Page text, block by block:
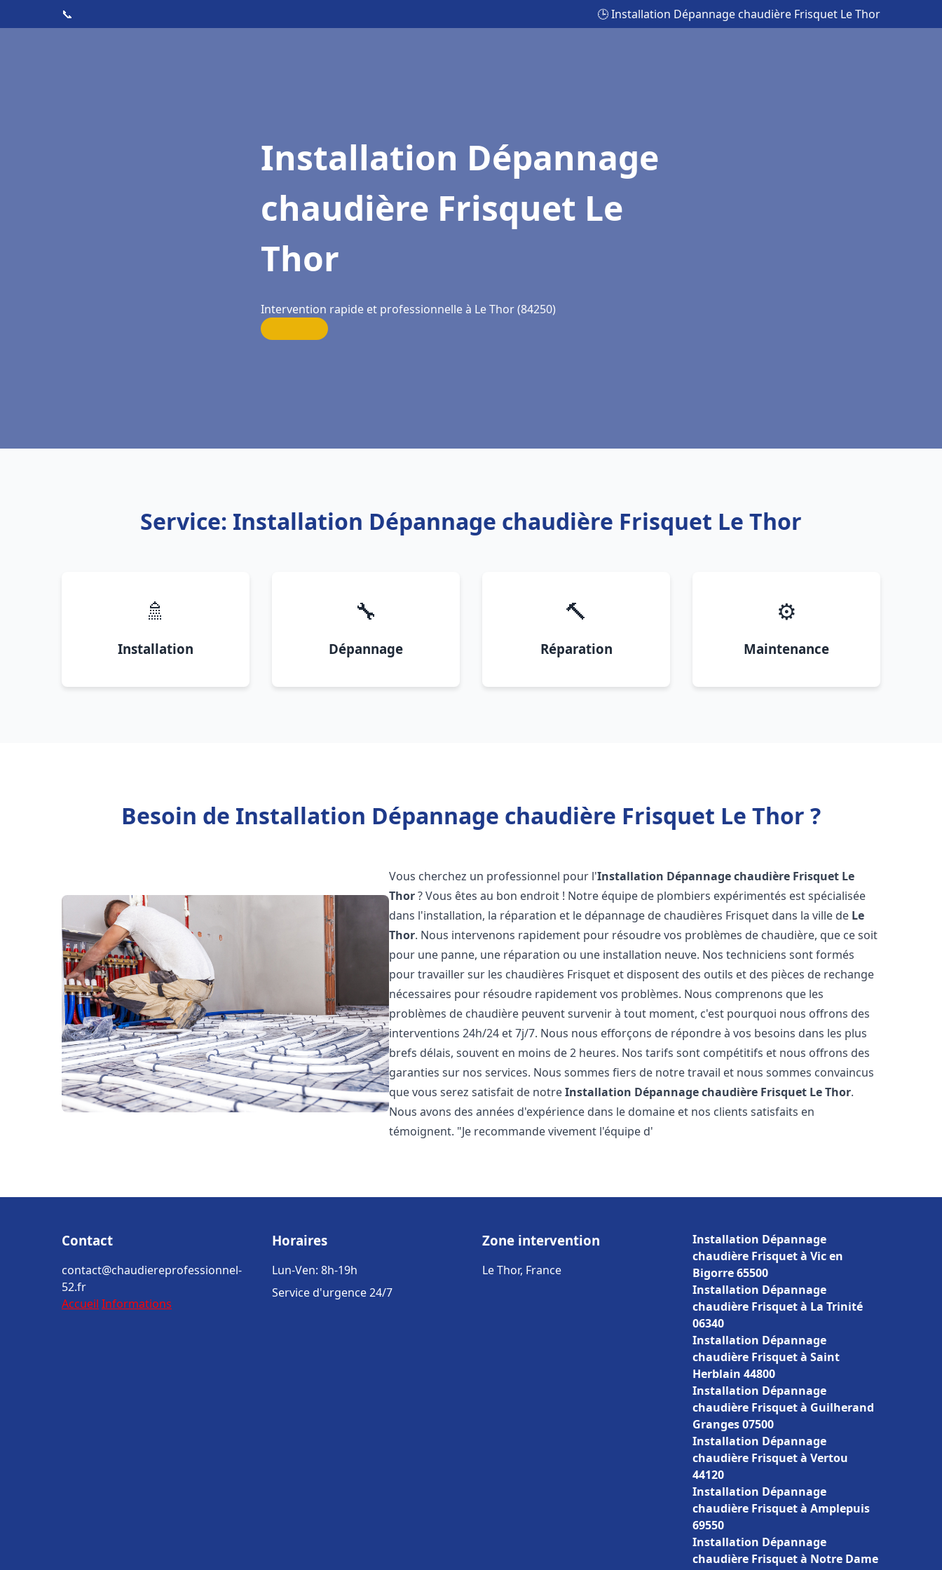
📞 🕒 Installation Dépannage chaudière Frisquet Le Thor
Installation Dépannage
chaudière Frisquet Le
Thor
Intervention rapide et professionnelle à Le Thor (84250)
Service: Installation Dépannage chaudière Frisquet Le Thor
🚿
Installation
🔧
Dépannage
🔨
Réparation
⚙️
Maintenance
Besoin de Installation Dépannage chaudière Frisquet Le Thor ?
Vous cherchez un professionnel pour l'Installation Dépannage chaudière Frisquet Le
Thor? Vous êtes au bon endroit ! Notre équipe de plombiers expérimentés est spécialisée
dans l'installation, la réparation et le dépannage de chaudières Frisquet dans la ville de Le
Thor. Nous intervenons rapidement pour résoudre vos problèmes de chaudière, que ce soit
pour une panne, une réparation ou une installation neuve. Nos techniciens sont formés
pour travailler sur les chaudières Frisquet et disposent des outils et des pièces de rechange
nécessaires pour résoudre rapidement vos problèmes. Nous comprenons que les
problèmes de chaudière peuvent survenir à tout moment, c'est pourquoi nous offrons des
interventions 24h/24 et 7j/7. Nous nous efforçons de répondre à vos besoins dans les plus
brefs délais, souvent en moins de 2 heures. Nos tarifs sont compétitifs et nous offrons des
garanties sur nos services. Nous sommes fiers de notre travail et nous sommes convaincus
que vous serez satisfait de notreInstallation Dépannage chaudière Frisquet Le Thor.
Nous avons des années d'expérience dans le domaine et nos clients satisfaits en
témoignent. "Je recommande vivement l'équipe d'
Contact
contact@chaudiereprofessionnel-
52.fr
Accueil Informations
Horaires
Lun-Ven: 8h-19h
Service d'urgence 24/7
Zone intervention
Le Thor, France
Installation Dépannage
chaudière Frisquet à Vic en
Bigorre 65500
Installation Dépannage
chaudière Frisquet à La Trinité
06340
Installation Dépannage
chaudière Frisquet à Saint
Herblain 44800
Installation Dépannage
chaudière Frisquet à Guilherand
Granges 07500
Installation Dépannage
chaudière Frisquet à Vertou
44120
Installation Dépannage
chaudière Frisquet à Amplepuis
69550
Installation Dépannage
chaudière Frisquet à Notre Dame